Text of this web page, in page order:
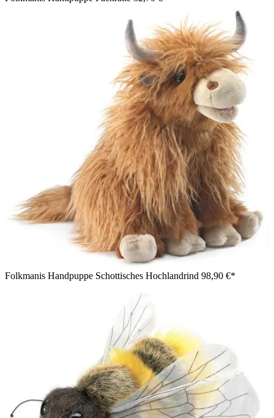
Folkmanis Handpuppe Schottisches Hochlandrind 98,90 €*